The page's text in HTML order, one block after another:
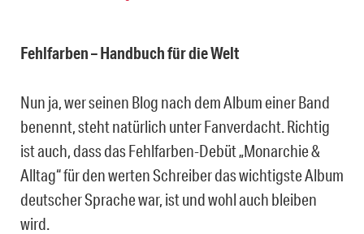
Fehlfarben – Handbuch für die Welt
Nun ja, wer seinen Blog nach dem Album einer Band
benennt, steht natürlich unter Fanverdacht. Richtig
ist auch, dass das Fehlfarben-Debüt „Monarchie &
Alltag“ für den werten Schreiber das wichtigste Album
deutscher Sprache war, ist und wohl auch bleiben
wird.